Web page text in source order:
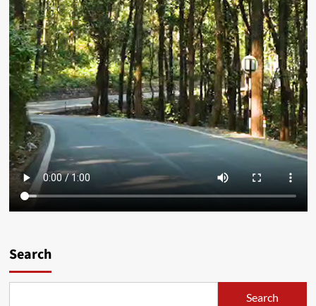
Search
Search